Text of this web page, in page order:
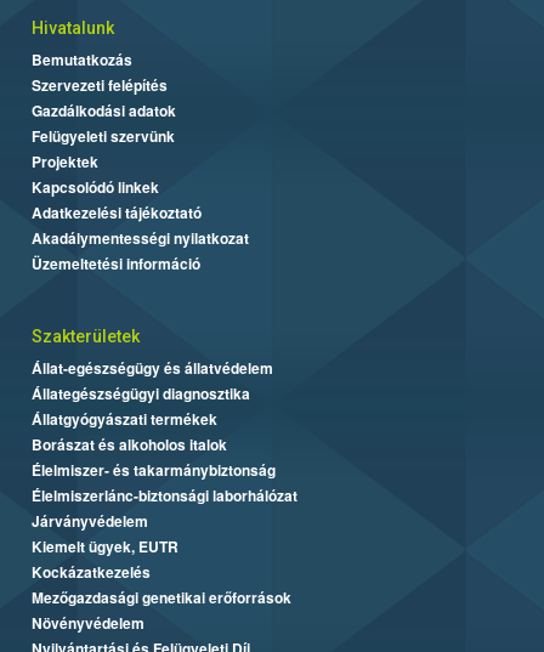
Hivatalunk
Bemutatkozás
Szervezeti felépítés
Gazdálkodási adatok
Felügyeleti szervünk
Projektek
Kapcsolódó linkek
Adatkezelési tájékoztató
Akadálymentességi nyilatkozat
Üzemeltetési információ
Szakterületek
Állat-egészségügy és állatvédelem
Állategészségügyi diagnosztika
Állatgyógyászati termékek
Borászat és alkoholos italok
Élelmiszer- és takarmánybiztonság
Élelmiszerlánc-biztonsági laborhálózat
Járványvédelem
Kiemelt ügyek, EUTR
Kockázatkezelés
Mezőgazdasági genetikai erőforrások
Növényvédelem